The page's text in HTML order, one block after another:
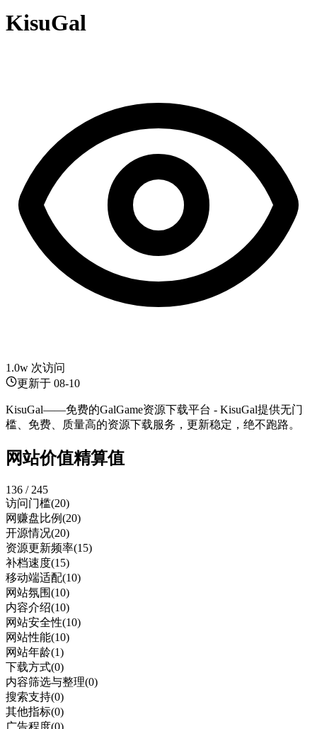
KisuGal
1.0w 次访问
更新于 08-10
KisuGal——免费的GalGame资源下载平台 - KisuGal提供无门
槛、免费、质量高的资源下载服务，更新稳定，绝不跑路。
网站价值精算值
136 / 245
访问门槛(20)
网赚盘比例(20)
开源情况(20)
资源更新频率(15)
补档速度(15)
移动端适配(10)
网站氛围(10)
内容介绍(10)
网站安全性(10)
网站性能(10)
网站年龄(1)
下载方式(0)
内容筛选与整理(0)
搜索支持(0)
其他指标(0)
广告程度(0)